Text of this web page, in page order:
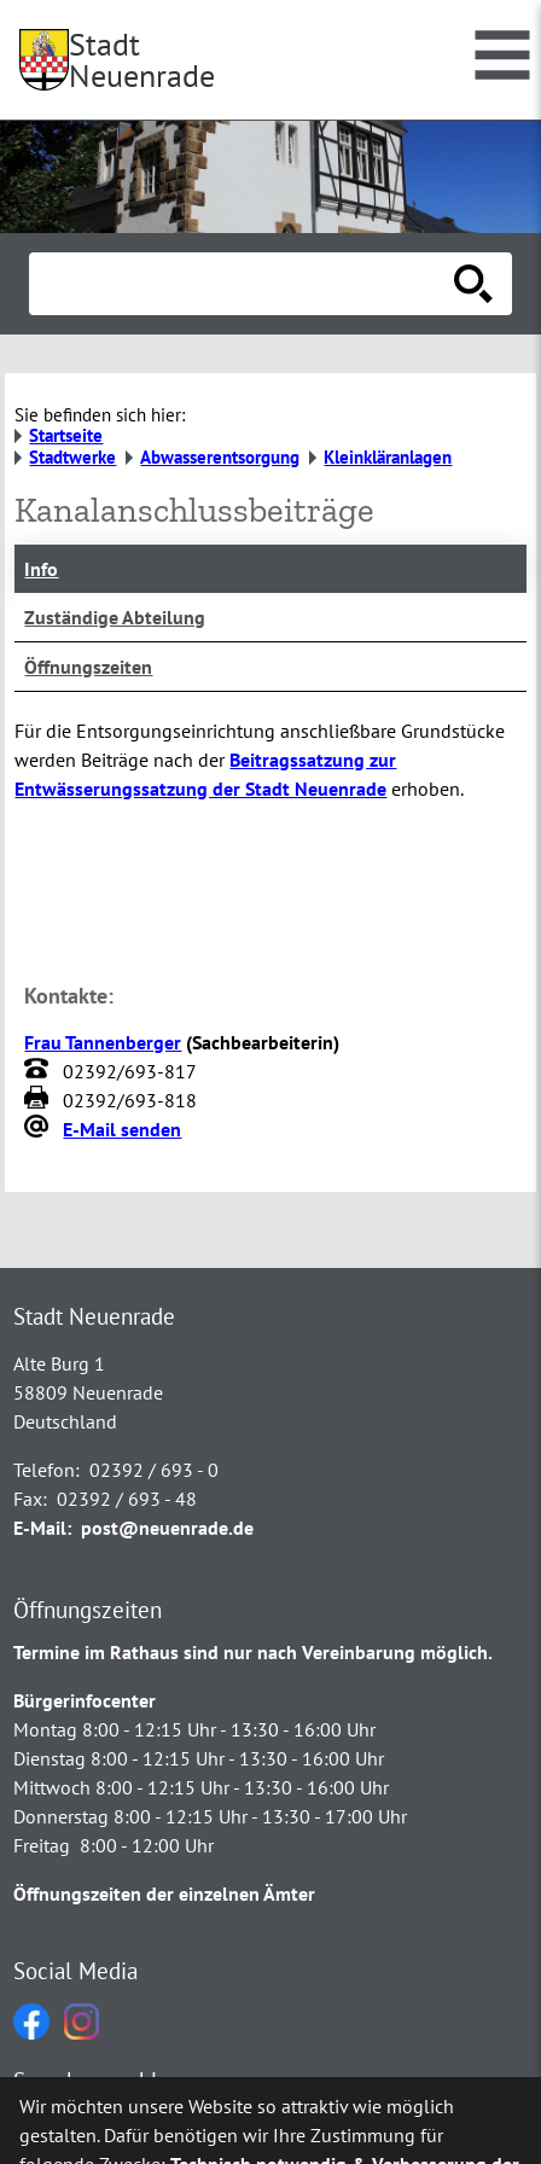
Stadt
Neuenrade
Sie befinden sich hier:
Startseite
Stadtwerke
Abwasserentsorgung Kleinkläranlagen
Kanalanschlussbeiträge
Info
Zuständige Abteilung
Öffnungszeiten
Für die Entsorgungseinrichtung anschließbare Grundstücke
werden Beiträge nach der Beitragssatzung zur
Entwässerungssatzung der Stadt Neuenrade erhoben.
Kontakte:
Frau Tannenberger (Sachbearbeiterin)
02392/693-817
02392/693-818
E-Mail senden
Stadt Neuenrade
Alte Burg 1
58809 Neuenrade
Deutschland
Telefon: 02392 / 693 - 0
Fax: 02392 / 693 - 48
E-Mail: post@neuenrade.de
Öffnungszeiten
Termine im Rathaus sind nur nach Vereinbarung möglich.
Bürgerinfocenter
Montag 8:00 - 12:15 Uhr - 13:30 - 16:00 Uhr
Dienstag 8:00 - 12:15 Uhr - 13:30 - 16:00 Uhr
Mittwoch 8:00 - 12:15 Uhr - 13:30 - 16:00 Uhr
Donnerstag 8:00 - 12:15 Uhr - 13:30 - 17:00 Uhr
Freitag 8:00 - 12:00 Uhr
Öffnungszeiten der einzelnen Ämter
Social Media
Sprachauswahl
Möchten Sie vonGoogle Translate bereitgestellte externe
Wir möchten unsere Website so attraktiv wie möglich
gestalten. Dafür benötigen wir Ihre Zustimmung für